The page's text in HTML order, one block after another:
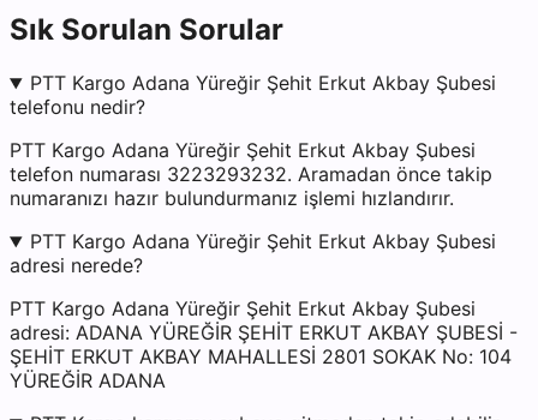
Sık Sorulan Sorular
PTT Kargo Adana Yüreğir Şehit Erkut Akbay Şubesi
telefonu nedir?
PTT Kargo Adana Yüreğir Şehit Erkut Akbay Şubesi
telefon numarası 3223293232. Aramadan önce takip
numaranızı hazır bulundurmanız işlemi hızlandırır.
PTT Kargo Adana Yüreğir Şehit Erkut Akbay Şubesi
adresi nerede?
PTT Kargo Adana Yüreğir Şehit Erkut Akbay Şubesi
adresi: ADANA YÜREĞİR ŞEHİT ERKUT AKBAY ŞUBESİ -
ŞEHİT ERKUT AKBAY MAHALLESİ 2801 SOKAK No: 104
YÜREĞİR ADANA